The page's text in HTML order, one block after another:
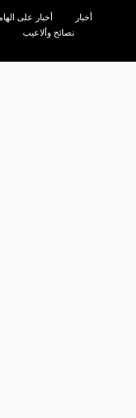
أخبار أخبار على
نصائح وألاعيب